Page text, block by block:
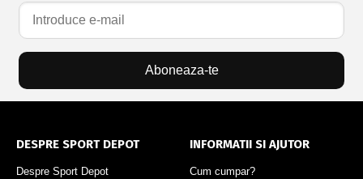
Aboneaza-te
DESPRE SPORT DEPOT
Despre Sport Depot
INFORMATII SI AJUTOR
Cum cumpar?